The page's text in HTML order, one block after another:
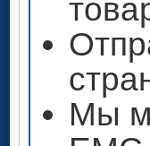
Мы